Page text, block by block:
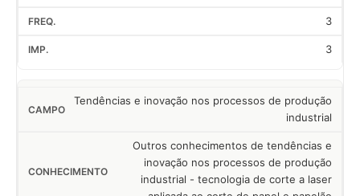
3
3
Tendências e inovação nos processos de produção
industrial
Outros conhecimentos de tendências e
inovação nos processos de produção
industrial - tecnologia de corte a laser